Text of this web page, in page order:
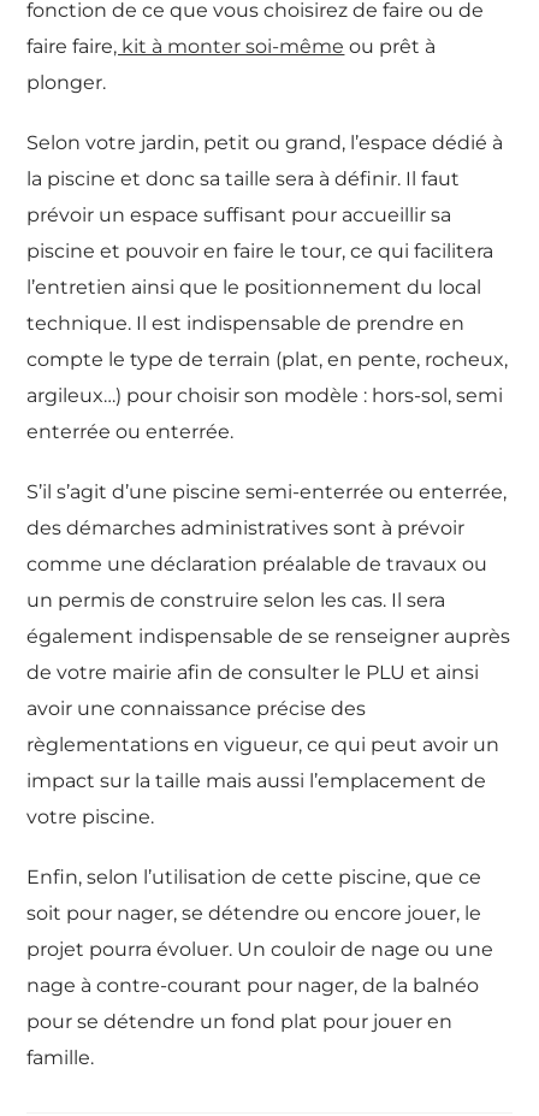
fonction de ce que vous choisirez de faire ou de
faire faire, kit à monter soi-même ou prêt à
plonger.
Selon votre jardin, petit ou grand, l’espace dédié à
la piscine et donc sa taille sera à définir. Il faut
prévoir un espace suffisant pour accueillir sa
piscine et pouvoir en faire le tour, ce qui facilitera
l’entretien ainsi que le positionnement du local
technique. Il est indispensable de prendre en
compte le type de terrain (plat, en pente, rocheux,
argileux…) pour choisir son modèle : hors-sol, semi
enterrée ou enterrée.
S’il s’agit d’une piscine semi-enterrée ou enterrée,
des démarches administratives sont à prévoir
comme une déclaration préalable de travaux ou
un permis de construire selon les cas. Il sera
également indispensable de se renseigner auprès
de votre mairie afin de consulter le PLU et ainsi
avoir une connaissance précise des
règlementations en vigueur, ce qui peut avoir un
impact sur la taille mais aussi l’emplacement de
votre piscine.
Enfin, selon l’utilisation de cette piscine, que ce
soit pour nager, se détendre ou encore jouer, le
projet pourra évoluer. Un couloir de nage ou une
nage à contre-courant pour nager, de la balnéo
pour se détendre un fond plat pour jouer en
famille.